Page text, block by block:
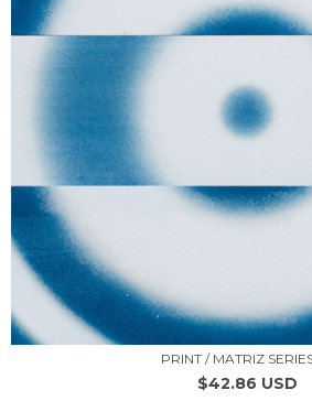
PRINT / MATRIZ SERIES
$42.86 USD